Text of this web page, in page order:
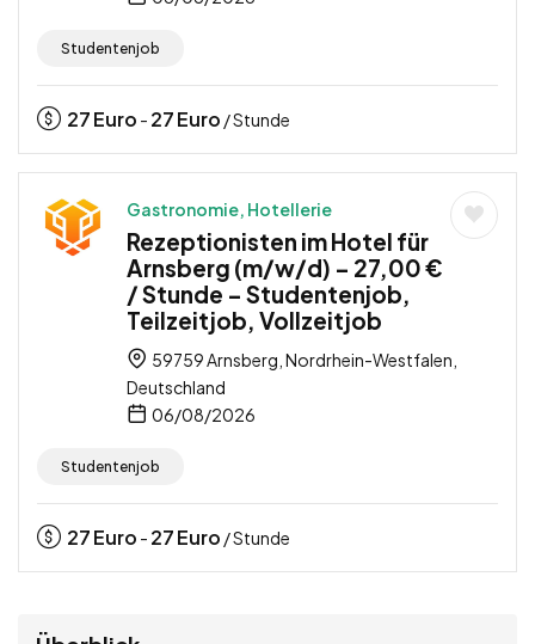
Studentenjob
27Euro - 27Euro / Stunde
Gastronomie, Hotellerie
Rezeptionisten im Hotel für
Arnsberg (m/w/d) – 27,00 €
/ Stunde – Studentenjob,
Teilzeitjob, Vollzeitjob
59759 Arnsberg, Nordrhein-Westfalen,
Deutschland
06/08/2026
Studentenjob
27Euro - 27Euro / Stunde